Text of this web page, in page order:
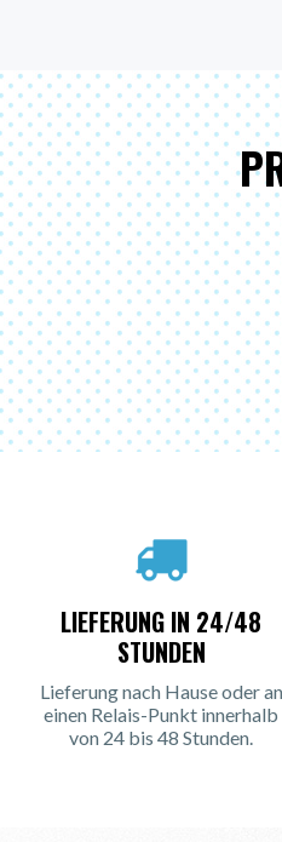
LIEFERUNG IN 24/48
STUNDEN
Lieferung nach Hause oder an
einen Relais-Punkt innerhalb
von 24 bis 48 Stunden.